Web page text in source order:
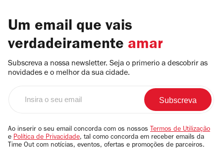
Um email que vais
verdadeiramente amar
Subscreva a nossa newsletter. Seja o primerio a descobrir as
novidades e o melhor da sua cidade.
email
Ao inserir o seu email concorda com os nossos Termos de Utilização
e Política de Privacidade, tal como concorda em receber emails da
Time Out com notícias, eventos, ofertas e promoções de parceiros.